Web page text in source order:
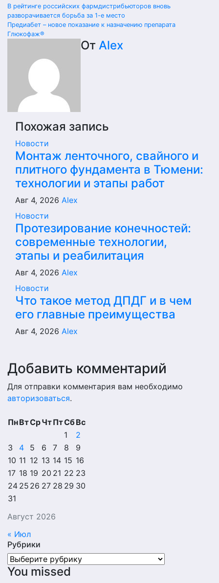
Навигация
по
В рейтинге российских фармдистрибьюторов вновь
разворачивается борьба за 1-е место
Предиабет – новое показание к назначению препарата
Глюкофаж®
От Alex
Похожая запись
Новости
Монтаж ленточного, свайного и
плитного фундамента в Тюмени:
технологии и этапы работ
Авг 4, 2026 Alex
Новости
Протезирование конечностей:
современные технологии,
этапы и реабилитация
Авг 4, 2026 Alex
Новости
Что такое метод ДПДГ и в чем
его главные преимущества
Авг 4, 2026 Alex
Добавить комментарий
Для отправки комментария вам необходимо
авторизоваться.
Август 2026
ПнВтСрЧтПтСбВс
1
2
3
4 5 6 7 8
9
10 11 12 13 14 15 16
17 18 19 20 21 22 23
24 25 26 27 28 29 30
31
« Июл
Рубрики
Рубрики
You missed